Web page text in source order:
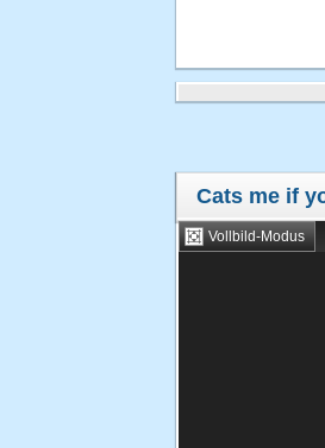
Cats me if
Vollbild-Modus